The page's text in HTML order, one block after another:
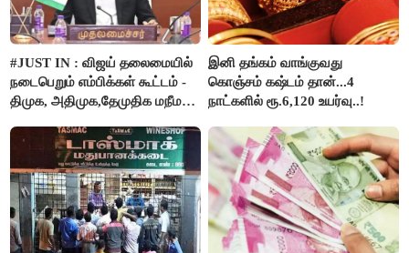
#JUST IN : விஜய் தலைமையில்
நடைபெறும் எம்பிக்கள் கூட்டம் -
திமுக, அதிமுக,தேமுதிக மநீம
இனி தங்கம் வாங்குவது
கொஞ்சம் கஷ்டம் தான்...4
நாட்களில் ரூ.6,120 உயர்வு..!